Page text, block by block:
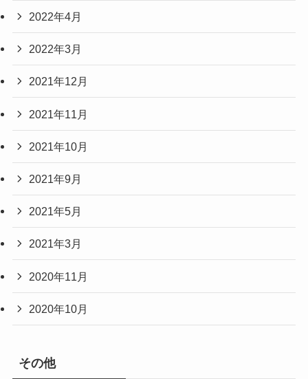
2022年4月
2022年3月
2021年12月
2021年11月
2021年10月
2021年9月
2021年5月
2021年3月
2020年11月
2020年10月
その他